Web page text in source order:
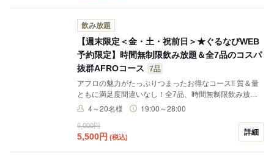
飲み放題
【週末限定＜金・土・祝前日＞★ぐるなびWEB
予約限定】時間無制限飲み放題＆全7品のコスパ
抜群AFROコース
7品
アフロの魅力がたっぷりつまったお得なコース!! 質＆量
ともに満足度間違いなし！全7品、時間無制限飲み放題
付き4～20名様 19:00～28:00
6,000円
5,500円 (税込)
詳細